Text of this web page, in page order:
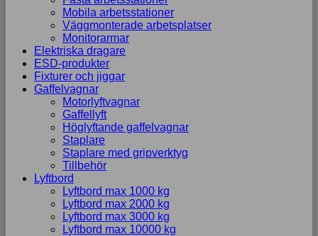
Mobila arbetsstationer
Väggmonterade arbetsplatser
Monitorarmar
Elektriska dragare
ESD-produkter
Fixturer och jiggar
Gaffelvagnar
Motorlyftvagnar
Gaffellyft
Höglyftande gaffelvagnar
Staplare
Staplare med gripverktyg
Tillbehör
Lyftbord
Lyftbord max 1000 kg
Lyftbord max 2000 kg
Lyftbord max 3000 kg
Lyftbord max 10000 kg